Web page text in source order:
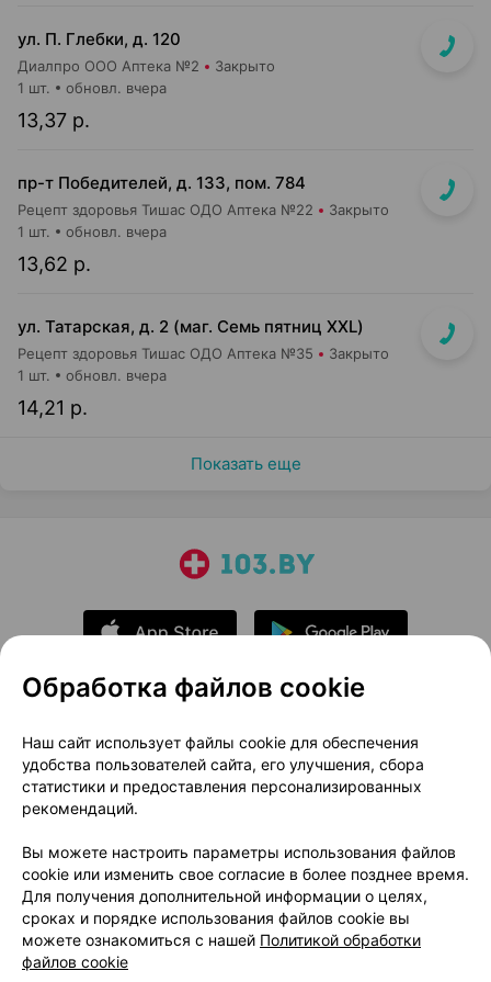
ул. П. Глебки, д. 120
Диалпро ООО Аптека №2 Закрыто
13,37 р.
1 шт. обновл. вчера
пр-т Победителей, д. 133, пом. 784
Рецепт здоровья Тишас ОДО Аптека №22 Закрыто
13,62 р.
1 шт. обновл. вчера
ул. Татарская, д. 2 (маг. Семь пятниц XXL)
Рецепт здоровья Тишас ОДО Аптека №35 Закрыто
14,21 р.
1 шт. обновл. вчера
Показать еще
О проекте
Новости проекта
Размещение рекламы
Медицинский маркетинг
Публичный договор
Доставка
Способы оплаты
Вакансии
Партнеры
Написать руководителю 103.by
Написать в поддержку
Персональные настройки Cookie
Обработка файлов cookie
Наш сайт использует файлы cookie для обеспечения
удобства пользователей сайта, его улучшения, сбора
статистики и предоставления персонализированных
рекомендаций.
Вы можете настроить параметры использования файлов
cookie или изменить свое согласие в более позднее время.
Для получения дополнительной информации о целях,
сроках и порядке использования файлов cookie вы
можете ознакомиться с нашей Политикой обработки
файлов cookie